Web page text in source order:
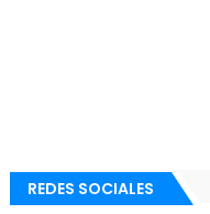
REDES SOCIALES